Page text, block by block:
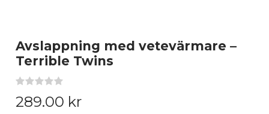
Avslappning med vetevärmare –
Terrible Twins
0.00
289.00 kr